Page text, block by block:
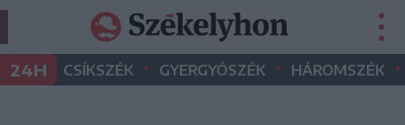
24H CSÍKSZÉK • GYERGYÓSZÉK • HÁROMSZÉK •